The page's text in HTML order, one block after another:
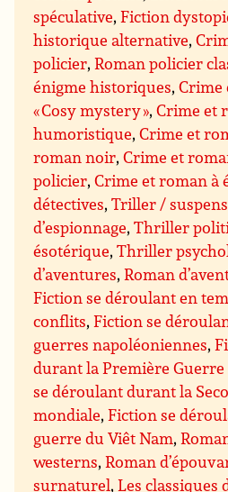
spéculative,Fiction
historique alternative,
policier,Roman policier
énigme historiques,Crime
« Cosy mystery »,Crime et
humoristique,Crime et
roman noir,Crime et
policier,Crime et roman à
détectives,Triller /
d’espionnage,Thriller
ésotérique,Thriller
d’aventures,Roman
Fiction se déroulant en
conflits,Fiction se
guerres napoléoniennes,
durant la Première
se déroulant durant la
mondiale,Fiction se
guerre du Viêt Nam,
westerns,Roman
surnaturel,Les classiques